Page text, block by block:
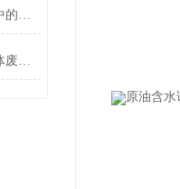
六联索氏提取器在样品前处理中的应用与性能研究
全自动翻转式振荡器适用于固体废弃物浸出毒性翻转法